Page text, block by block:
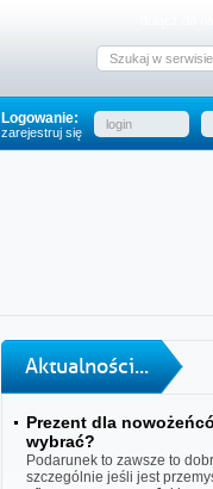
Logowanie:
zarejestruj się
Aktualności...
Prezent dla
wybrać?
Podarunek to zawsze to
szczególnie jeśli jest